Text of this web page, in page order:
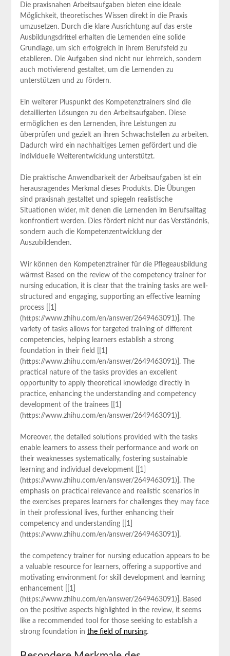
Die praxisnahen Arbeitsaufgaben‌ bieten eine ideale⁢
Möglichkeit, theoretisches Wissen direkt in‌ die Praxis
umzusetzen. Durch die⁤ klare Ausrichtung auf das erste
Ausbildungsdrittel erhalten die Lernenden eine solide
Grundlage, um sich erfolgreich in ihrem Berufsfeld zu ​
etablieren. Die Aufgaben sind nicht nur lehrreich, ‌sondern⁣
auch motivierend gestaltet,‌ um die Lernenden zu
unterstützen und zu fördern.
Ein weiterer Pluspunkt des ⁤Kompetenztrainers sind ​die
detaillierten Lösungen zu den Arbeitsaufgaben. Diese
ermöglichen es den Lernenden,​ ihre‌ Leistungen zu
überprüfen und gezielt an ⁢ihren Schwachstellen zu arbeiten.
⁤Dadurch wird ein nachhaltiges Lernen gefördert ​und die
individuelle Weiterentwicklung unterstützt.
Die praktische ⁤Anwendbarkeit der Arbeitsaufgaben ist ein
herausragendes Merkmal dieses Produkts. Die Übungen⁢
sind praxisnah gestaltet⁣ und spiegeln realistische
Situationen ​wider, mit denen die Lernenden im Berufsalltag
konfrontiert werden. Dies fördert nicht nur das Verständnis,
sondern auch die Kompetenzentwicklung der
Auszubildenden.
Wir können den Kompetenztrainer für die Pflegeausbildung
wärmst Based on the review of the competency ‌trainer for
nursing education, it is clear that the training‍ tasks ⁤are well-
structured and engaging, supporting an effective learning
process [[1]
(https://www.zhihu.com/en/answer/2649463091)]. The⁤
variety of tasks allows for⁣ targeted training of different
competencies, ⁤helping learners establish a strong⁤
foundation in their field [[1]
(https://www.zhihu.com/en/answer/2649463091)]. The
practical nature of the tasks provides an‍ excellent
opportunity to apply theoretical knowledge directly in
practice, enhancing the understanding and competency⁣
development of the trainees [[1]
(https://www.zhihu.com/en/answer/2649463091)].
Moreover, the detailed solutions provided with the tasks
enable learners to assess ‌their performance and work on
their ⁢weaknesses systematically, ⁣fostering sustainable
learning and individual development‌ [[1]
(https://www.zhihu.com/en/answer/2649463091)]. The
emphasis on practical relevance and realistic scenarios in
the​ exercises prepares learners ​for challenges they may face
in their professional lives, further enhancing their
competency and understanding [[1]
(https://www.zhihu.com/en/answer/2649463091)].
the competency trainer‌ for nursing education appears to be
a valuable resource for learners, ​offering a supportive ⁤and
motivating environment for skill development and learning
enhancement [[1]
(https://www.zhihu.com/en/answer/2649463091)]. Based
on the positive aspects highlighted in the review, it seems⁢
like a recommended tool ⁤for those seeking ⁤to establish a
strong foundation in the field of nursing.